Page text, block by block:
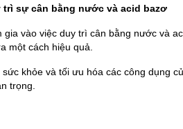
trì sự cân bằng nước và acid bazơ
gia vào việc duy trì cân bằng nước và
một cách hiệu quả.
khỏe và tối ưu hóa các công dụng
trọng.